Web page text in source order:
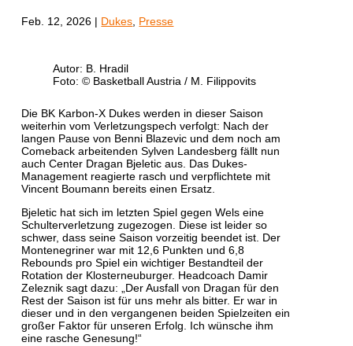
Feb. 12, 2026 | Dukes Presse
Autor: B. Hradil
Foto: © Basketball Austria / M. Filippovits
Die BK Karbon-X Dukes werden in dieser Saison
weiterhin vom Verletzungspech verfolgt: Nach der
langen Pause von Benni Blazevic und dem noch am
Comeback arbeitenden Sylven Landesberg fällt nun
auch Center Dragan Bjeletic aus. Das Dukes-
Management reagierte rasch und verpflichtete mit
Vincent Boumann bereits einen Ersatz.
Bjeletic hat sich im letzten Spiel gegen Wels eine
Schulterverletzung zugezogen. Diese ist leider so
schwer, dass seine Saison vorzeitig beendet ist. Der
Montenegriner war mit 12,6 Punkten und 6,8
Rebounds pro Spiel ein wichtiger Bestandteil der
Rotation der Klosterneuburger. Headcoach Damir
Zeleznik sagt dazu: „Der Ausfall von Dragan für den
Rest der Saison ist für uns mehr als bitter. Er war in
dieser und in den vergangenen beiden Spielzeiten ein
großer Faktor für unseren Erfolg. Ich wünsche ihm
eine rasche Genesung!“